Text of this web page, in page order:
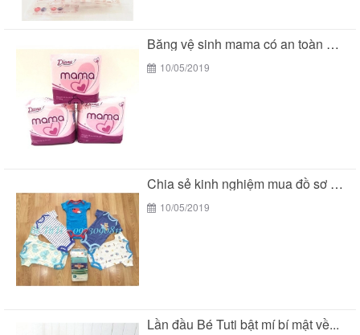
Băng vệ sinh mama có an toàn cho các...
10/05/2019
Chia sẻ kinh nghiệm mua đồ sơ sinh của...
10/05/2019
Lần đầu Bé Tuti bật mí bí mật về...